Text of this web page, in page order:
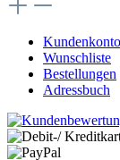
Kundenkonto
Wunschliste
Bestellungen
Adressbuch